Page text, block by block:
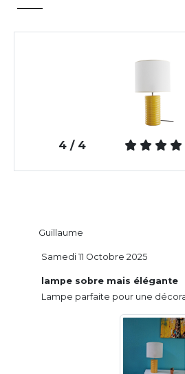
4 / 4
Guillaume
lampe sobre mais élégante
Lampe parfaite pour une
Samedi 11 Octobre 2025